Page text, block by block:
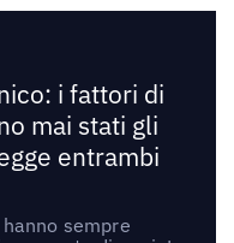
i fattori di
mai stati gli
entrambi
hanno sempre